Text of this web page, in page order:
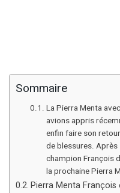
Sommaire
La Pierra Menta
avions appris
enfin faire son
de blessures.
champion François
la prochaine Pierra
Pierra Menta François